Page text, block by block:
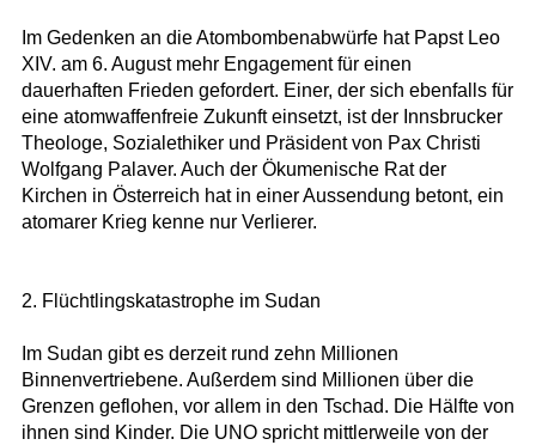
Im Gedenken an die Atombombenabwürfe hat Papst Leo
XIV. am 6. August mehr Engagement für einen
dauerhaften Frieden gefordert. Einer, der sich ebenfalls für
eine atomwaffenfreie Zukunft einsetzt, ist der Innsbrucker
Theologe, Sozialethiker und Präsident von Pax Christi
Wolfgang Palaver. Auch der Ökumenische Rat der
Kirchen in Österreich hat in einer Aussendung betont, ein
atomarer Krieg kenne nur Verlierer.
2. Flüchtlingskatastrophe im Sudan
Im Sudan gibt es derzeit rund zehn Millionen
Binnenvertriebene. Außerdem sind Millionen über die
Grenzen geflohen, vor allem in den Tschad. Die Hälfte von
ihnen sind Kinder. Die UNO spricht mittlerweile von der